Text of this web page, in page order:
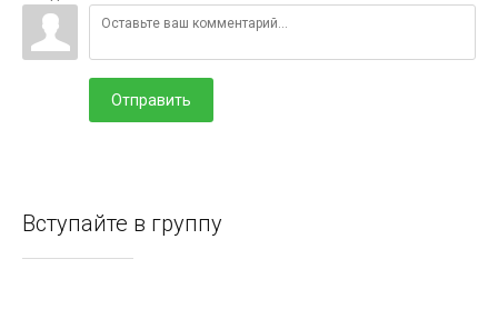
Отправить
Вступайте в группу